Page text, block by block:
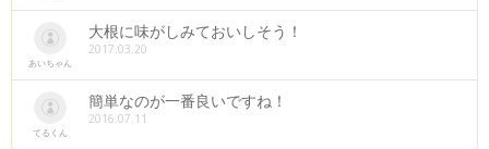
あいちゃん
大根に味がしみておいしそう！
2017.03.20
てるくん
簡単なのが一番良いですね！
2016.07.11